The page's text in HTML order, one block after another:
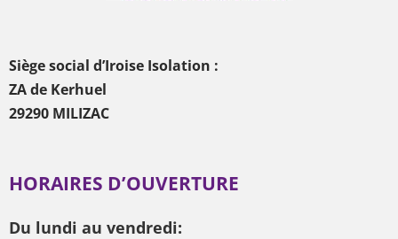
Siège social d’Iroise Isolation :
ZA de Kerhuel
29290 MILIZAC
HORAIRES D’OUVERTURE
Du lundi au vendredi: